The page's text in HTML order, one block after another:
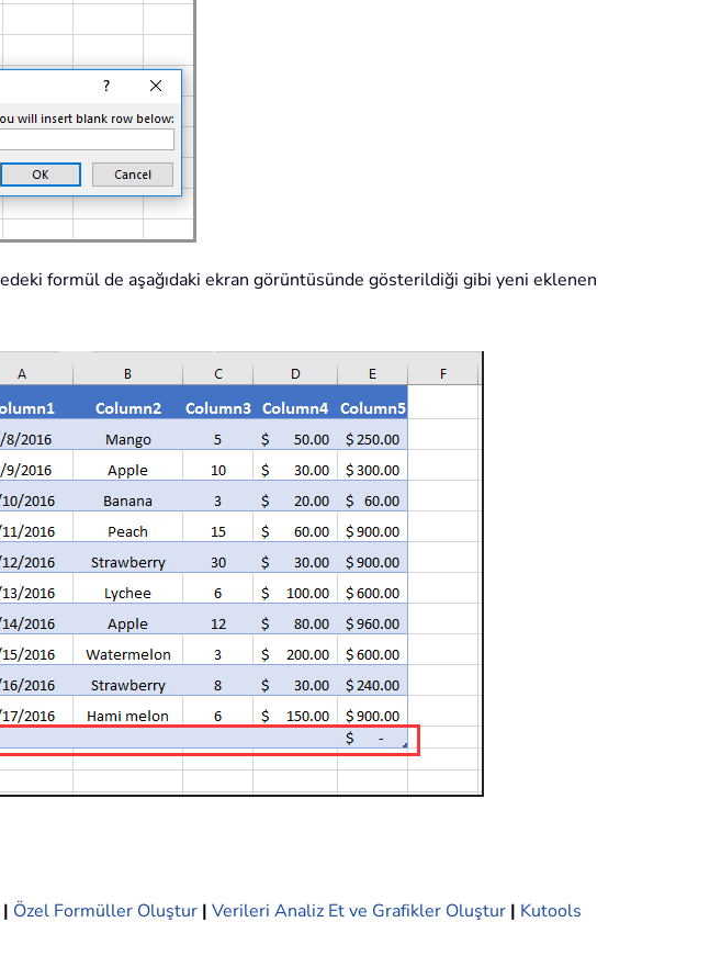
formül de aşağıdaki ekran görüntüsünde gösterildiği gibi yeni eklenen
| Özel Formüller Oluştur | Verileri Analiz Et ve Grafikler Oluştur | Kutools